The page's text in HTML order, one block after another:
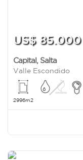
US$ 85.000
Capital, Salta
Valle Escondido
2996m2